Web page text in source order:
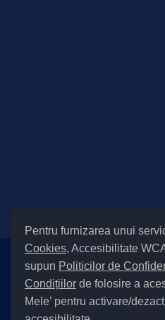
Pentru furnizarea unui
Cookies, Accesibilitate
supun Politicilor de
Condițiilor de folosire a
Mele’ pentru activare/
Setări Cookies
Informare cu privire la
| Termeni și condiții de